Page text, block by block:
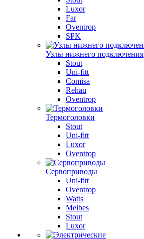
Luxor
Far
Oventrop
SPK
Узлы нижнего подключения
Stout
Uni-fitt
Comisa
Rehau
Oventrop
Термоголовки
Stout
Uni-fitt
Luxor
Oventrop
Сервоприводы
Uni-fitt
Oventrop
Watts
Meibes
Stout
Luxor